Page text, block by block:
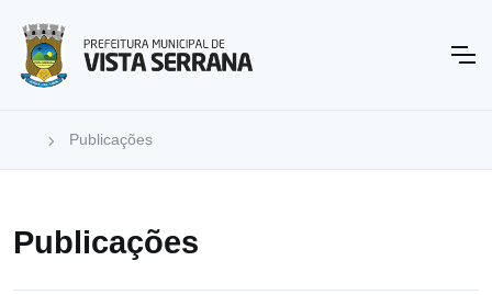
Publicações
Publicações